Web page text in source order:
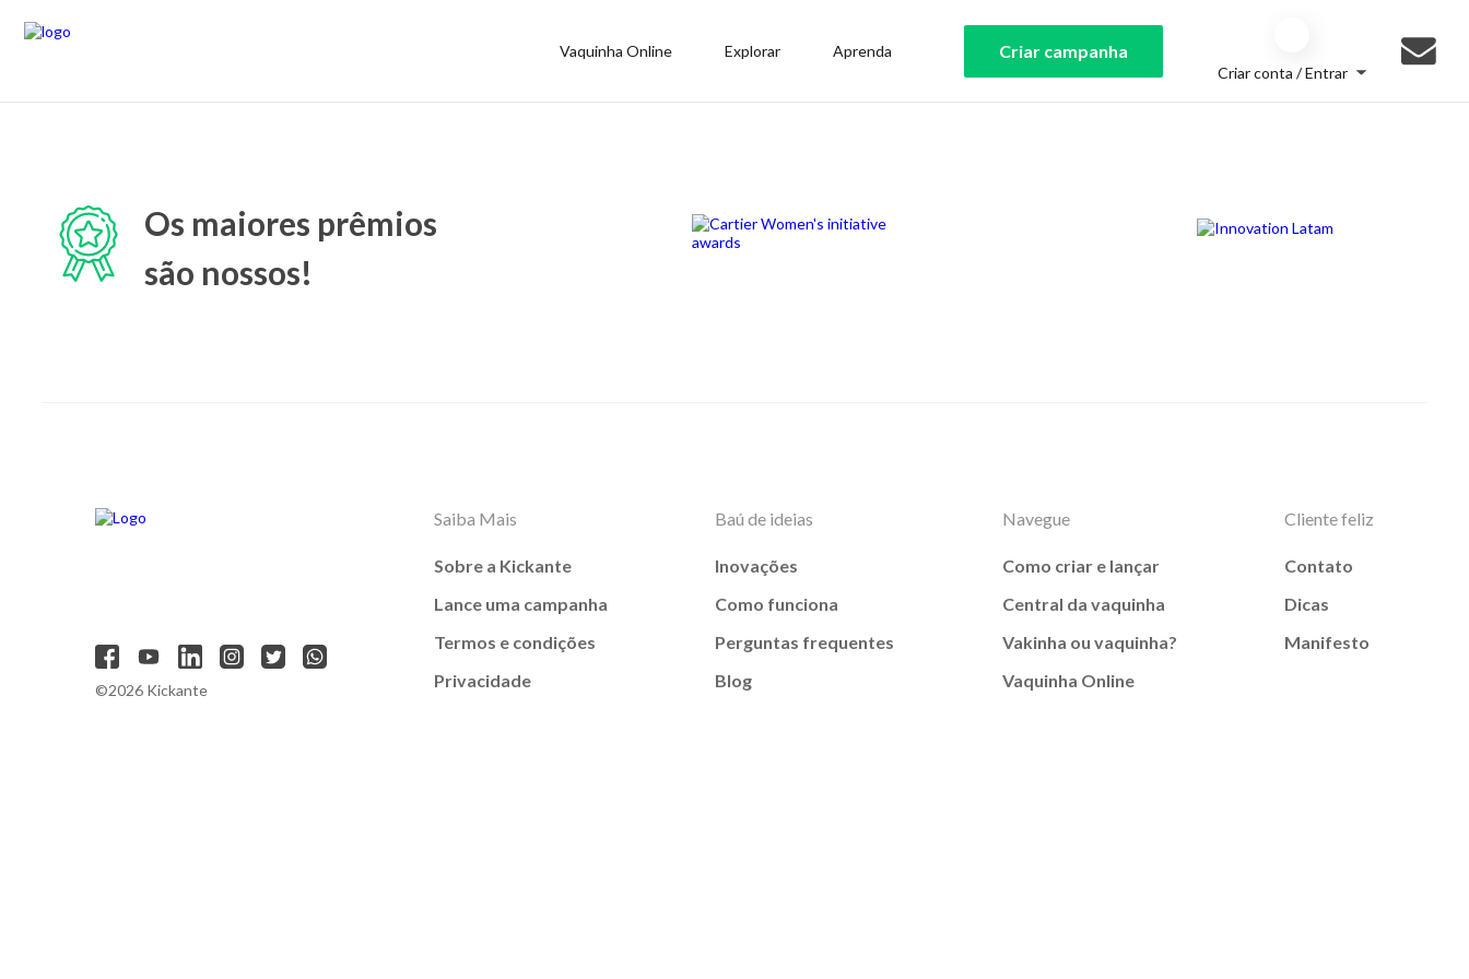
Vaquinha Online Explorar Aprenda Criar campanha
Criar conta / Entrar
Os maiores prêmios
são nossos!
©2026 Kickante
Saiba Mais
Sobre a Kickante
Lance uma campanha
Termos e condições
Privacidade
Baú de ideias
Inovações
Como funciona
Perguntas frequentes
Blog
Navegue
Como criar e lançar
Central da vaquinha
Vakinha ou vaquinha?
Vaquinha Online
Cliente feliz
Contato
Dicas
Manifesto